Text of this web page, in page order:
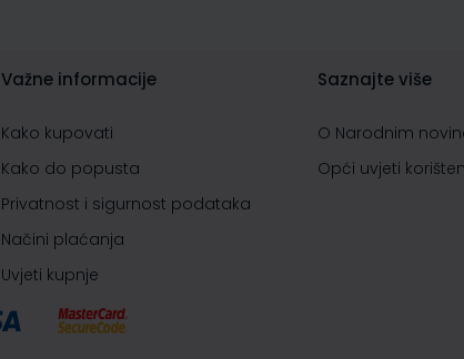
Važne informacije
Kako kupovati
Kako do popusta
Privatnost i sigurnost podataka
Načini plaćanja
Uvjeti kupnje
Saznajte više
O Narodnim
Opći uvjeti